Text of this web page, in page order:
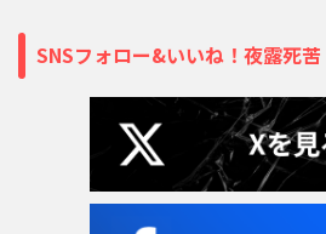
SNSフォロー&いいね！夜露死苦